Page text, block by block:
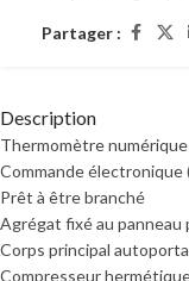
Partager :
Description
Thermomètre numérique
Commande
Prêt à être branché
Agrégat fixé au panneau
Corps principal
Compresseur